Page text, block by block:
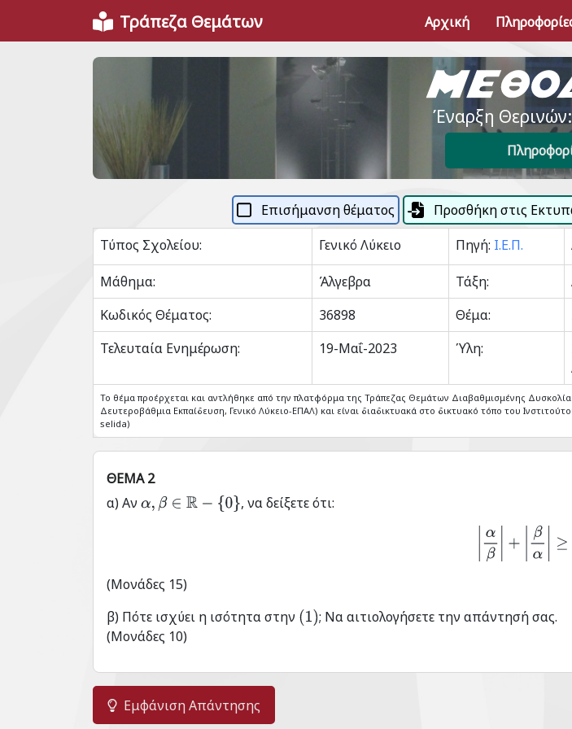
Τράπεζα Θεμάτων Αρχική
Έναρξη Θερινών:
Επισήμανση θέματος Προσθήκη στις
Τύπος Σχολείου:
Γενικό Λύκειο Πηγή: Ι.Ε.Π.
Μάθημα:
Άλγεβρα Τάξη:
Κωδικός Θέματος:
36898 Θέμα:
Τελευταία Ενημέρωση:
19-Μαΐ-2023 Ύλη:
Το θέμα προέρχεται και αντλήθηκε από την πλατφόρμα της Τράπεζας Θεμάτων Διαβαθμισμένης
Δευτεροβάθμια Εκπαίδευση, Γενικό Λύκειο-ΕΠΑΛ) και είναι διαδικτυακά στο δικτυακό τόπο του
selida)
ΘΕΜΑ 2
α) Ανα,β∈ R−{0 }
, να δείξετε ότι:
|
β| |β |≥
(Μονάδες 15)
β) Πότε ισχύει η ισότητα στην (1) ; Να αιτιολογήσετε την απάντησή σας.
(Μονάδες 10)
Εμφάνιση Απάντησης